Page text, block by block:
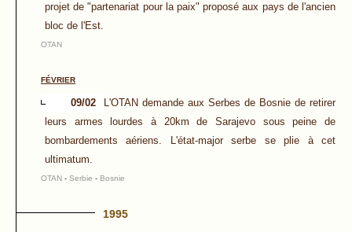
projet de "partenariat pour la paix" proposé aux pays de l'ancien
bloc de l'Est.
OTAN
FÉVRIER
09/02
L'OTAN demande aux Serbes de Bosnie de retirer
leurs armes lourdes à 20km de Sarajevo sous peine de
bombardements aériens. L'état-major serbe se plie à cet
ultimatum.
OTAN - Serbie - Bosnie
1995